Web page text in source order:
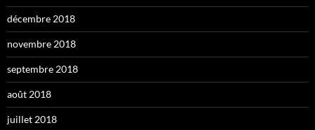
décembre 2018
novembre 2018
septembre 2018
août 2018
juillet 2018